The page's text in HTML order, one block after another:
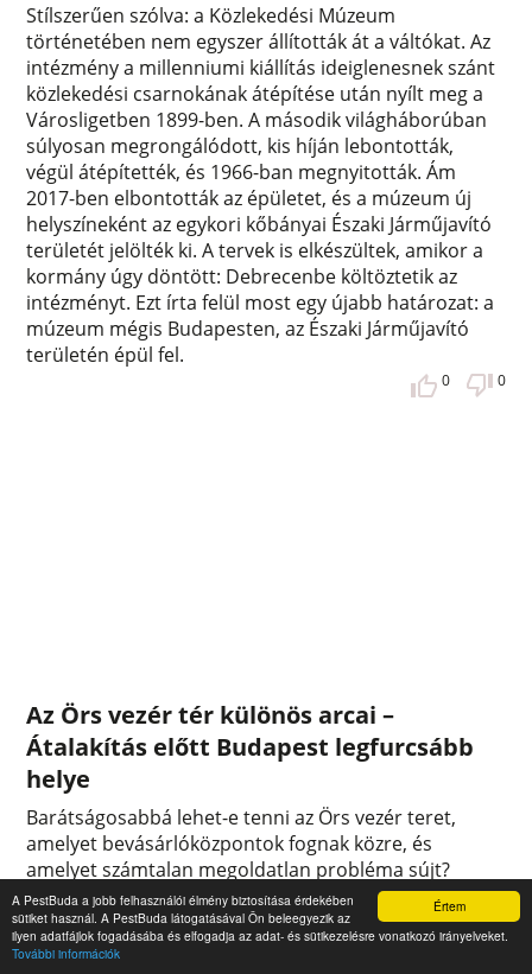
Értem
A PestBuda a jobb felhasználói élmény biztosítása érdekében
sütiket használ. A PestBuda látogatásával Ön beleegyezik az
ilyen adatfájlok fogadásába és elfogadja az adat- és sütikezelésre vonatkozó irányelveket.
További információk
Stílszerűen szólva: a Közlekedési Múzeum
történetében nem egyszer állították át a váltókat. Az
intézmény a millenniumi kiállítás ideiglenesnek szánt
közlekedési csarnokának átépítése után nyílt meg a
Városligetben 1899-ben. A második világháborúban
súlyosan megrongálódott, kis híján lebontották,
végül átépítették, és 1966-ban megnyitották. Ám
2017-ben elbontották az épületet, és a múzeum új
helyszíneként az egykori kőbányai Északi Járműjavító
területét jelölték ki. A tervek is elkészültek, amikor a
kormány úgy döntött: Debrecenbe költöztetik az
intézményt. Ezt írta felül most egy újabb határozat: a
múzeum mégis Budapesten, az Északi Járműjavító
területén épül fel.
0 0
Az Örs vezér tér különös arcai –
Átalakítás előtt Budapest legfurcsább
helye
Barátságosabbá lehet-e tenni az Örs vezér teret,
amelyet bevásárlóközpontok fognak közre, és
amelyet számtalan megoldatlan probléma sújt?
Megnéztük, milyen állapotban várja Budapest egyik
legforgalmasabb közlekedési csomópontja a nyáron
kezdődő felújítást. A bódésor elbontása már